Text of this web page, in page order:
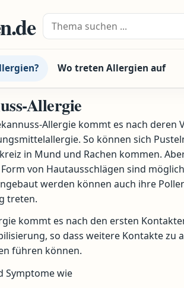
Suche nach:
Wo treten Allergien auf
Allergie
Allergie kommt es nach deren
So können sich
in Mund und Rachen kommen.
von Hautausschlägen sind
werden können auch ihre
treten.
kommt es nach den ersten
so dass weitere Kontakte zu
führen können.
Symptome wie